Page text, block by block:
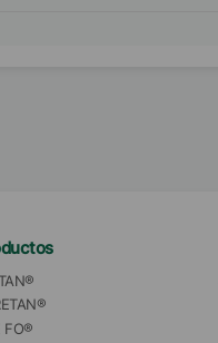
FO®